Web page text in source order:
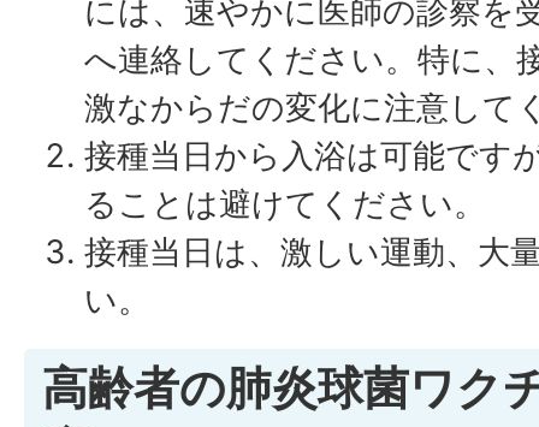
には、速やかに医師の診察を
へ連絡してください。特に、
激なからだの変化に注意して
接種当日から入浴は可能です
ることは避けてください。
接種当日は、激しい運動、大
い。
高齢者の肺炎球菌ワク